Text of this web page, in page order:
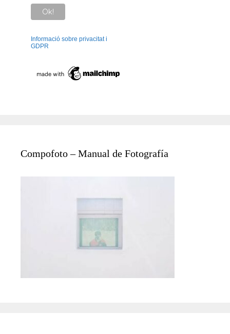
Informació sobre privacitat i
GDPR
Compofoto – Manual de Fotografía